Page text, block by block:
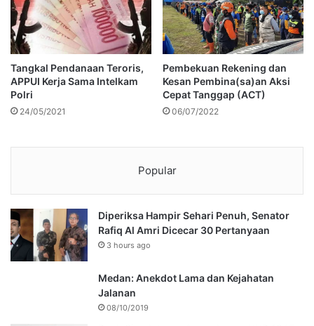
Tangkal Pendanaan Teroris,
APPUI Kerja Sama Intelkam
Polri
24/05/2021
Pembekuan Rekening dan
Kesan Pembina(sa)an Aksi
Cepat Tanggap (ACT)
06/07/2022
Popular
Diperiksa Hampir Sehari Penuh, Senator
Rafiq Al Amri Dicecar 30 Pertanyaan
3 hours ago
Medan: Anekdot Lama dan Kejahatan
Jalanan
08/10/2019